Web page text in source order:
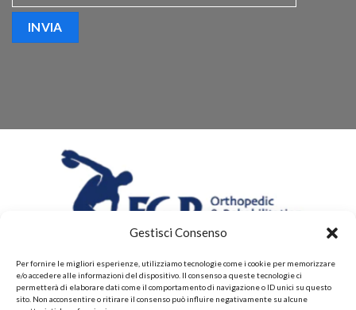
Gestisci Consenso
Per fornire le migliori esperienze, utilizziamo tecnologie come i cookie per memorizzare
e/o accedere alle informazioni del dispositivo. Il consenso a queste tecnologie ci
permetterà di elaborare dati come il comportamento di navigazione o ID unici su questo
sito. Non acconsentire o ritirare il consenso può influire negativamente su alcune